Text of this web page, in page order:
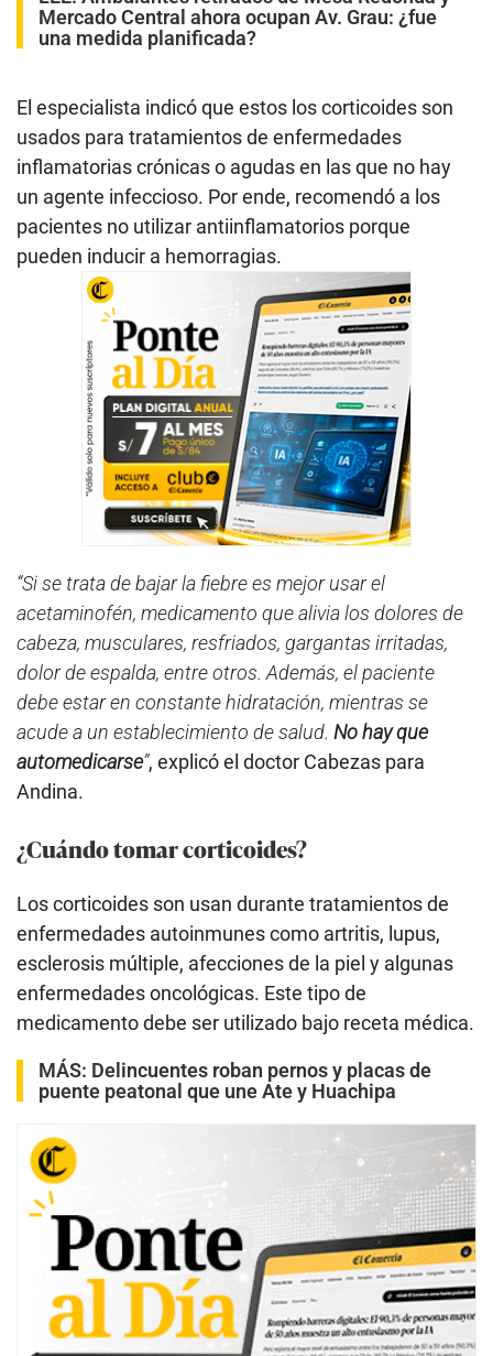
Mercado Central ahora ocupan Av. Grau: ¿fue
una medida planificada?
El especialista indicó que estos los corticoides son
usados para tratamientos de enfermedades
inflamatorias crónicas o agudas en las que no hay
un agente infeccioso. Por ende, recomendó a los
pacientes no utilizar antiinflamatorios porque
pueden inducir a hemorragias.
“Si se trata de bajar la fiebre es mejor usar el
acetaminofén, medicamento que alivia los dolores de
cabeza, musculares, resfriados, gargantas irritadas,
dolor de espalda, entre otros. Además, el paciente
debe estar en constante hidratación, mientras se
acude a un establecimiento de salud. No hay que
automedicarse”, explicó el doctor Cabezas para
Andina.
¿Cuándo tomar corticoides?
Los corticoides son usan durante tratamientos de
enfermedades autoinmunes como artritis, lupus,
esclerosis múltiple, afecciones de la piel y algunas
enfermedades oncológicas. Este tipo de
medicamento debe ser utilizado bajo receta médica.
MÁS: Delincuentes roban pernos y placas de
puente peatonal que une Ate y Huachipa